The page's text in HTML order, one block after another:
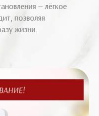
— лёгкое
позволяя
жизни.